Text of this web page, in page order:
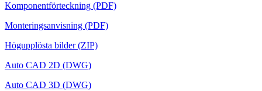
Komponentförteckning (PDF)
Monteringsanvisning (PDF)
Högupplösta bilder (ZIP)
Auto CAD 2D (DWG)
Auto CAD 3D (DWG)